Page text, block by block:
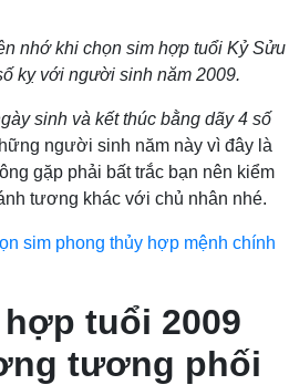
nhớ khi chọn sim hợp tuổi Kỷ Sửu
kỵ với người sinh năm 2009.
sinh và kết thúc bằng dãy 4 số
người sinh năm này vì đây là
gặp phải bất trắc bạn nên kiểm
tương khác với chủ nhân nhé.
sim phong thủy hợp mệnh chính
tuổi 2009
tương phối